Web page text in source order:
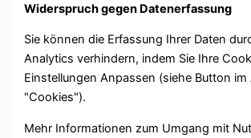
Widerspruch gegen Datenerfassung
Sie können die Erfassung Ihrer Daten
Analytics verhindern, indem Sie Ihre
Einstellungen Anpassen (siehe Button
"Cookies").
Mehr Informationen zum Umgang mit